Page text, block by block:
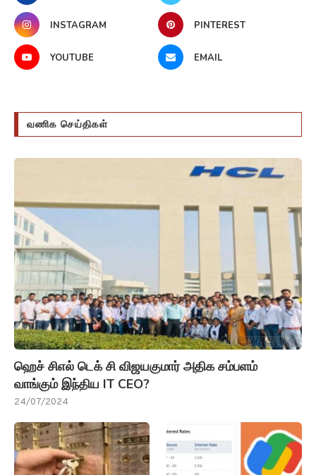
INSTAGRAM PINTEREST
YOUTUBE EMAIL
வணிக செய்திகள்
ஹெச் சிஎல் டெக் சி விஜயகுமார் அதிக சம்பளம்
வாங்கும் இந்திய IT CEO?
24/07/2024